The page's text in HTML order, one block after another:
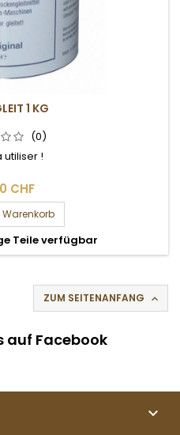
1 KG
(0)
utiliser !
CHF
Teile verfügbar
ZUM SEITENANFANG 
auf Facebook
